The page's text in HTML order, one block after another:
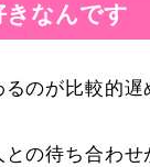
きなんです
のが比較的遅
の待ち合わせ